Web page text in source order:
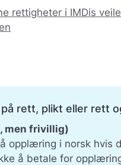
rettigheter i IMDis
rett, plikt eller rett
men frivillig)
opplæring i norsk hvis
å betale for